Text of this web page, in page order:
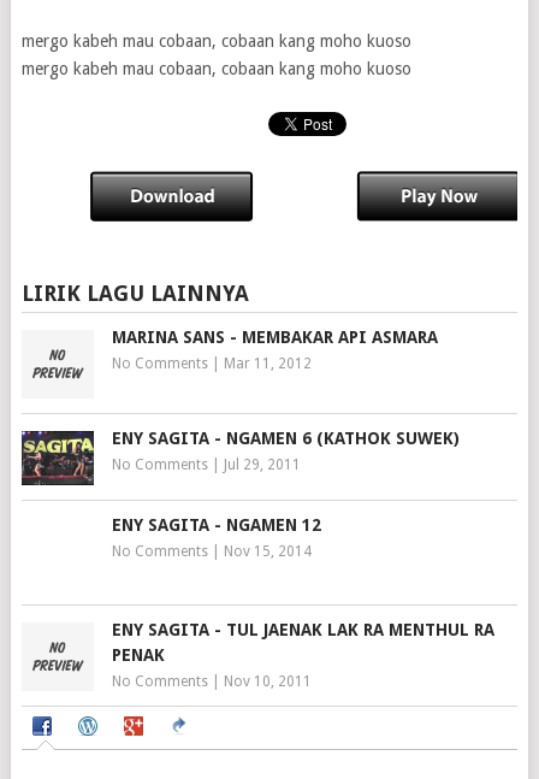
mergo kabeh mau cobaan, cobaan kang moho kuoso
mergo kabeh mau cobaan, cobaan kang moho kuoso
LIRIK LAGU LAINNYA
MARINA SANS - MEMBAKAR API ASMARA
No Comments| Mar 11, 2012
ENY SAGITA - NGAMEN 6 (KATHOK SUWEK)
No Comments| Jul 29, 2011
ENY SAGITA - NGAMEN 12
No Comments| Nov 15, 2014
ENY SAGITA - TUL JAENAK LAK RA MENTHUL RA
PENAK
No Comments| Nov 10, 2011